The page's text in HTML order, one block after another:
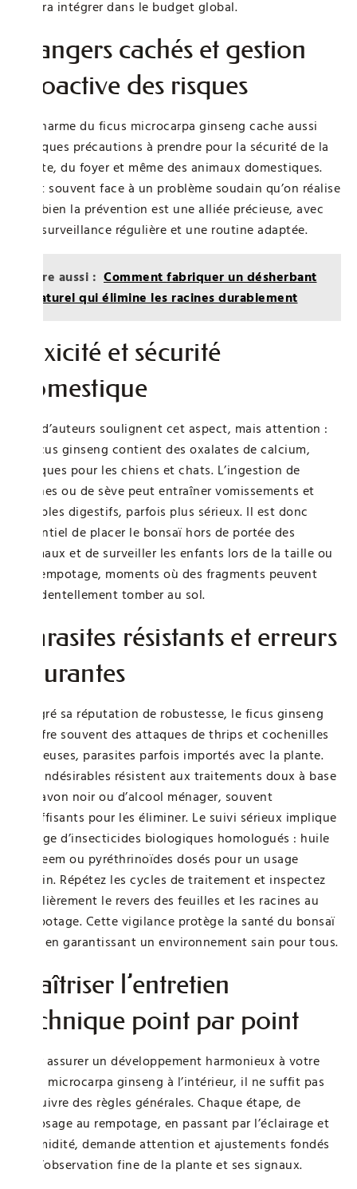
faudra intégrer dans le budget global.
Dangers cachés et gestion
proactive des risques
Le charme du ficus microcarpa ginseng cache aussi
quelques précautions à prendre pour la sécurité de la
plante, du foyer et même des animaux domestiques.
C’est souvent face à un problème soudain qu’on réalise
combien la prévention est une alliée précieuse, avec
une surveillance régulière et une routine adaptée.
Lire aussi : Comment fabriquer un désherbant
naturel qui élimine les racines durablement
Toxicité et sécurité
domestique
Peu d’auteurs soulignent cet aspect, mais attention :
le ficus ginseng contient des oxalates de calcium,
toxiques pour les chiens et chats. L’ingestion de
racines ou de sève peut entraîner vomissements et
troubles digestifs, parfois plus sérieux. Il est donc
essentiel de placer le bonsaï hors de portée des
animaux et de surveiller les enfants lors de la taille ou
du rempotage, moments où des fragments peuvent
accidentellement tomber au sol.
Parasites résistants et erreurs
courantes
Malgré sa réputation de robustesse, le ficus ginseng
souffre souvent des attaques de thrips et cochenilles
farineuses, parasites parfois importés avec la plante.
Ces indésirables résistent aux traitements doux à base
de savon noir ou d’alcool ménager, souvent
insuffisants pour les éliminer. Le suivi sérieux implique
l’usage d’insecticides biologiques homologués : huile
de neem ou pyréthrinoïdes dosés pour un usage
urbain. Répétez les cycles de traitement et inspectez
régulièrement le revers des feuilles et les racines au
rempotage. Cette vigilance protège la santé du bonsaï
tout en garantissant un environnement sain pour tous.
Maîtriser l’entretien
technique point par point
Pour assurer un développement harmonieux à votre
ficus microcarpa ginseng à l’intérieur, il ne suffit pas
de suivre des règles générales. Chaque étape, de
l’arrosage au rempotage, en passant par l’éclairage et
l’humidité, demande attention et ajustements fondés
sur l’observation fine de la plante et ses signaux.